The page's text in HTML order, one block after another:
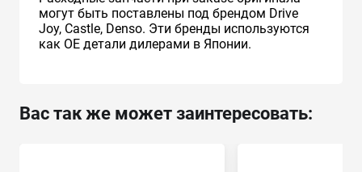
могут быть поставлены под брендом Drive
Joy, Castle, Denso. Эти бренды используются
как ОЕ детали дилерами в Японии.
Вас так же может заинтересовать: